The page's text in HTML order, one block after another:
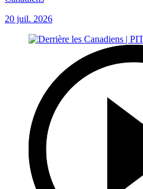
20 juil. 2026